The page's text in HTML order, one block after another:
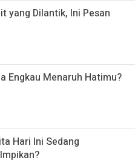
yang Dilantik, Ini Pesan
Engkau Menaruh Hatimu?
Hari Ini Sedang